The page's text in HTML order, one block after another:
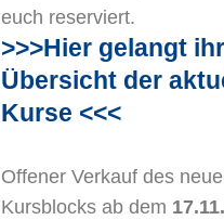
euch reserviert.
>>>Hier gelangt
Übersicht der
Kurse <<<
Offener Verkauf des
Kursblocks ab dem